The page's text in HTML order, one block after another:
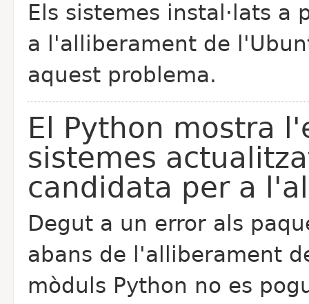
Els sistemes instal·lats
a l'alliberament de
aquest problema.
El Python mostra
sistemes
candidata per a
Degut a un error als
abans de l'alliberament
mòduls Python no es